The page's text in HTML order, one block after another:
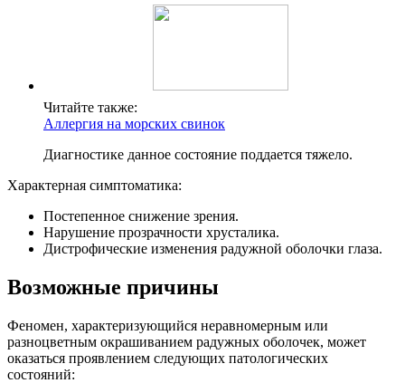
Читайте также:
Аллергия на морских свинок
Диагностике данное состояние поддается тяжело.
Характерная симптоматика:
Постепенное снижение зрения.
Нарушение прозрачности хрусталика.
Дистрофические изменения радужной оболочки глаза.
Возможные причины
Феномен, характеризующийся неравномерным или
разноцветным окрашиванием радужных оболочек, может
оказаться проявлением следующих патологических
состояний: